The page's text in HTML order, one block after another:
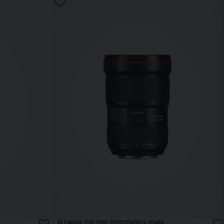
nära motivet även på stora avstånd.
få skarpa bilder även vid handhållen fotografering. För
Ej i lager. För mer information, maila